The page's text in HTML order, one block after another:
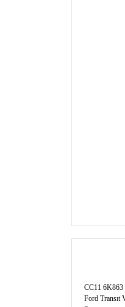
CC11 6K863
Ford Transıt